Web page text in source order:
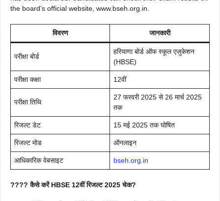
the board’s official website, www.bseh.org.in.
विवरण जानकारी
परीक्षा बोर्ड
हरियाणा बोर्ड ऑफ स्कूल एजुकेशन
(HBSE)
परीक्षा कक्षा 12वीं
परीक्षा तिथि
27 फरवरी 2025 से 26 मार्च 2025
तक
रिजल्ट डेट 15 मई 2025 तक घोषित
रिजल्ट मोड ऑनलाइन
आधिकारिक वेबसाइट bseh.org.in
????️ कैसे करें HBSE 12वीं रिजल्ट 2025 चेक?